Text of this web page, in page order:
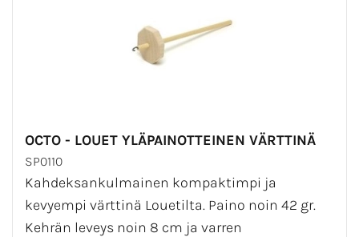
OCTO - LOUET YLÄPAINOTTEINEN VÄRTTINÄ
SP0110
Kahdeksankulmainen kompaktimpi ja
kevyempi värttinä Louetilta. Paino noin 42 gr.
Kehrän leveys noin 8 cm ja varren